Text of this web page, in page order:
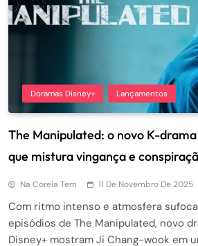
Doramas Disney+ Lançamentos
The Manipulated: o novo K-
que mistura vingança e
Na Coreia Tem 11 De Novembro De 2025
Com ritmo intenso e atmosfera
episódios de The Manipulated, novo
Disney+ mostram Ji Chang-wook em